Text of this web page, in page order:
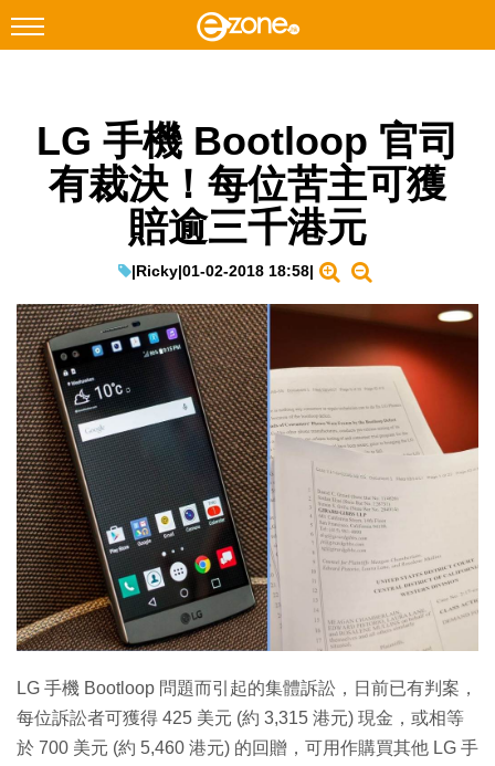
Facebook Instagram
科技焦點
教學評測
EduTech
IT Times
生成式AI與雲端應用
Enterprise Digital Transformation
特集
LG 手機 Bootloop 官司
有裁決！每位苦主可獲
賠逾三千港元
|Ricky|01-02-2018 18:58|
LG 手機 Bootloop 問題而引起的集體訴訟，日前已有判案，
每位訴訟者可獲得 425 美元 (約 3,315 港元) 現金，或相等
於 700 美元 (約 5,460 港元) 的回贈，可用作購買其他 LG 手